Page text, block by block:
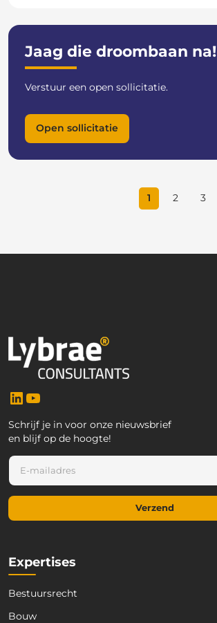
Jaag die droombaan na!
Verstuur een open sollicitatie.
Open sollicitatie
1 2 3
LinkedIn
Schrijf je in voor onze nieuwsbrief
en blijf op de hoogte!
-
m
i
l
m
a
l
*
E
m
a
i
Verzend
Expertises
Bestuursrecht
Bouw